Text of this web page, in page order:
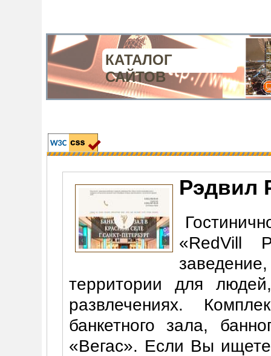
КАТАЛОГ
САЙТОВ
Рэдвил
«RedVill
территории для
развлечениях.
банкетного зала,
«Вегас». Если Вы